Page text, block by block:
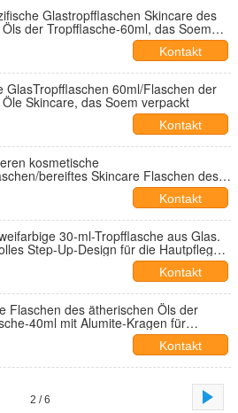
Glastropfflaschen Skincare des
der Tropfflasche-60ml, das Soem
Kontakt
GlasTropfflaschen 60ml/Flaschen der
Skincare, das Soem verpackt
Kontakt
kosmetische
bereiftes Skincare Flaschen des
Kontakt
30-ml-Tropfflasche aus Glas.
Step-Up-Design für die Hautpflege-
Kontakt
Flaschen des ätherischen Öls der
40ml mit Alumite-Kragen für
Kontakt
2 / 6